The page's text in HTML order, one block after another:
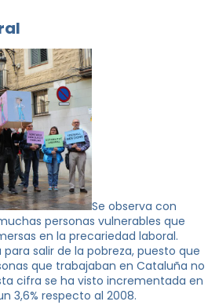
Se observa con
personas vulnerables que
en la precariedad laboral.
salir de la pobreza, puesto que
que trabajaban en Cataluña no
cifra se ha visto incrementada en
3,6% respecto al 2008.